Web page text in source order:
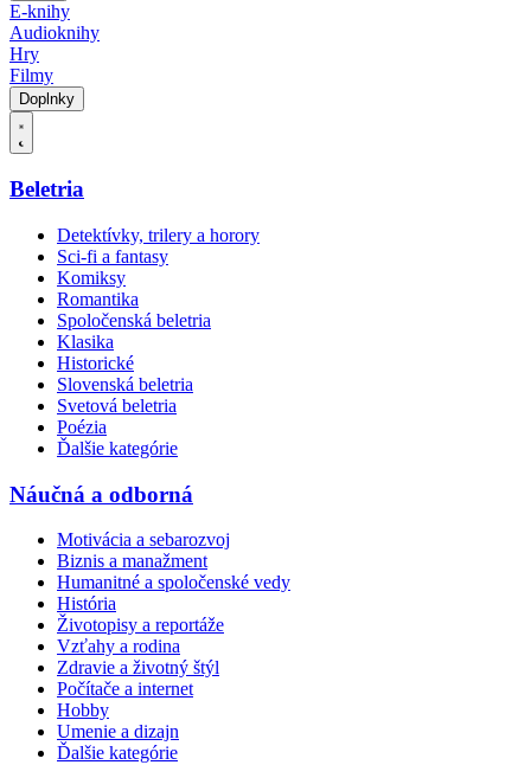
E-knihy
Audioknihy
Hry
Filmy
Doplnky
Beletria
Detektívky, trilery a horory
Sci-fi a fantasy
Komiksy
Romantika
Spoločenská beletria
Klasika
Historické
Slovenská beletria
Svetová beletria
Poézia
Ďalšie kategórie
Náučná a odborná
Motivácia a sebarozvoj
Biznis a manažment
Humanitné a spoločenské vedy
História
Životopisy a reportáže
Vzťahy a rodina
Zdravie a životný štýl
Počítače a internet
Hobby
Umenie a dizajn
Ďalšie kategórie